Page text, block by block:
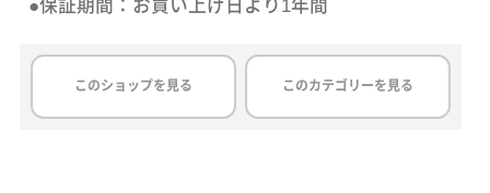
このショップを見る このカテゴリーを見る